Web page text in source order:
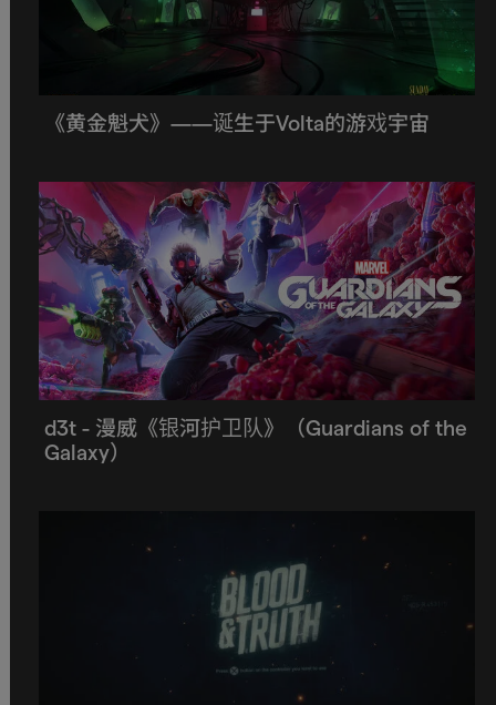
《黄金魁犬》——诞生于Volta的游戏宇宙
d3t - 漫威《银河护卫队》（Guardians of the
Galaxy）